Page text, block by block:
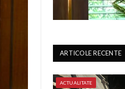
ARTICOLE RECENTE
ACTUALITATE